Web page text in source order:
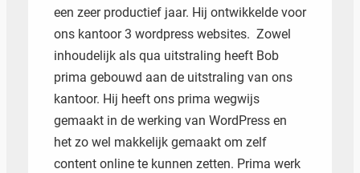
een zeer productief jaar. Hij ontwikkelde voor
ons kantoor 3 wordpress websites. Zowel
inhoudelijk als qua uitstraling heeft Bob
prima gebouwd aan de uitstraling van ons
kantoor. Hij heeft ons prima wegwijs
gemaakt in de werking van WordPress en
het zo wel makkelijk gemaakt om zelf
content online te kunnen zetten. Prima werk